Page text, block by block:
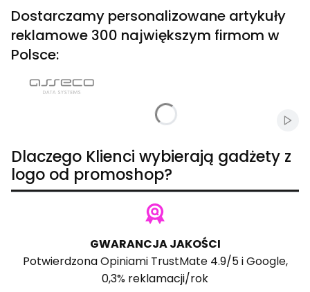
Dostarczamy personalizowane artykuły
reklamowe 300 największym firmom w
Polsce:
Dlaczego Klienci wybierają gadżety z
logo od promoshop?
GWARANCJA JAKOŚCI
PotwierdzonaOpiniami TrustMate4.9/5 iGoogle,
0,3% reklamacji/rok